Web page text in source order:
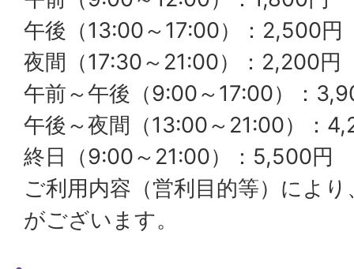
午後（13:00～17:00）：2,500円
夜間（17:30～21:00）：2,200円
午前～午後（9:00～17:00）：
午後～夜間（13:00～21:00）：
終日（9:00～21:00）：5,500円
ご利用内容（営利目的等）によ
がございます。